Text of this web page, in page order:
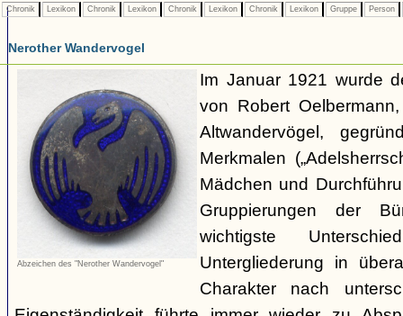
Chronik Lexikon Chronik Lexikon Chronik Lexikon Chronik Lexikon Gruppe Person
Nerother Wandervogel
Abzeichen des "Nerother Wandervogel"
Im Januar 1921 wurde
von Robert
Altwandervögel,
Merkmalen
Mädchen und
Gruppierungen der
wichtigste
Untergliederung in
Charakter nach